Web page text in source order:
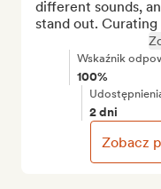
different sounds,
stand out.
Wskaźnik
100%
2 dni
Zobacz